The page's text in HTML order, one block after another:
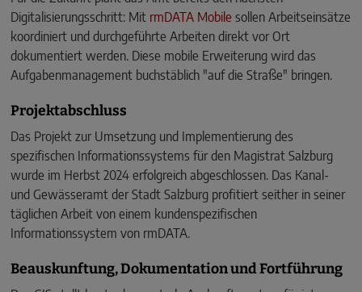
Digitalisierungsschritt: Mit rmDATA Mobile sollen Arbeitseinsätze
koordiniert und durchgeführte Arbeiten direkt vor Ort
dokumentiert werden. Diese mobile Erweiterung wird das
Aufgabenmanagement buchstäblich "auf die Straße" bringen.
Projektabschluss
Das Projekt zur Umsetzung und Implementierung des
spezifischen Informationssystems für den Magistrat Salzburg
wurde im Herbst 2024 erfolgreich abgeschlossen. Das Kanal-
und Gewässeramt der Stadt Salzburg profitiert seither in seiner
täglichen Arbeit von einem kundenspezifischen
Informationssystem von rmDATA.
Beauskunftung, Dokumentation und Fortführung